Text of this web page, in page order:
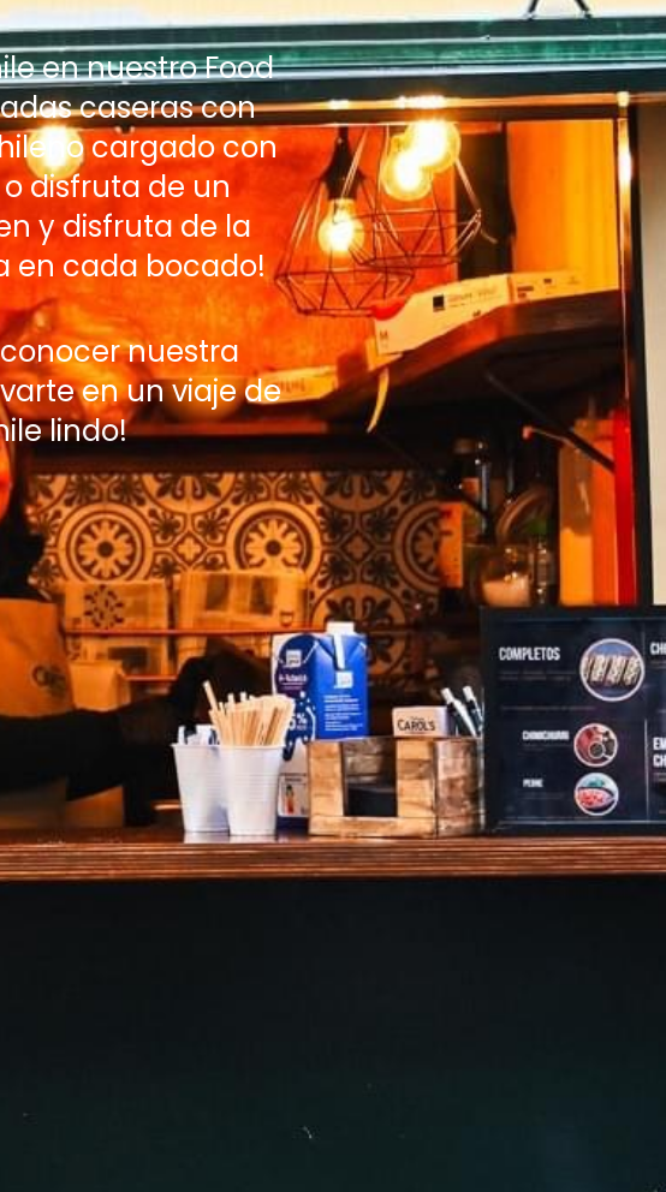
en nuestro Food
caseras con
cargado con
disfruta de un
y disfruta de la
en cada bocado!
nuestra
en un viaje de
lindo!